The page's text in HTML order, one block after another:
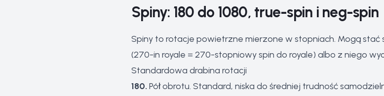
Spiny: 180 do 1080, true-spin i neg-spin
Spiny to rotacje powietrzne mierzone w stopniach. Mogą
(270-in royale = 270-stopniowy spin do royale) albo z niego
Standardowa drabina rotacji
180. Pół obrotu. Standard, niska do średniej trudność